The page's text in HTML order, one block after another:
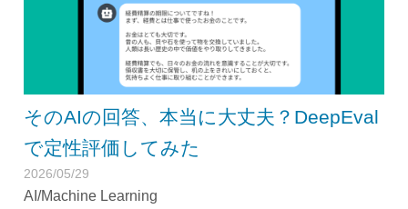
そのAIの回答、本当に大丈夫？DeepEval
で定性評価してみた
2026/05/29
AI/Machine Learning